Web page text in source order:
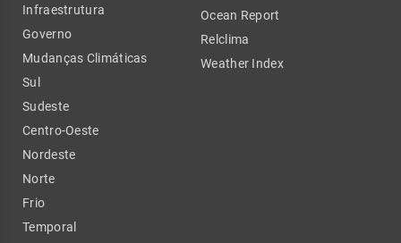
Infraestrutura
Governo
Mudanças Climáticas
Sul
Sudeste
Centro-Oeste
Nordeste
Norte
Frio
Temporal
Ocean Report
Relclima
Weather Index